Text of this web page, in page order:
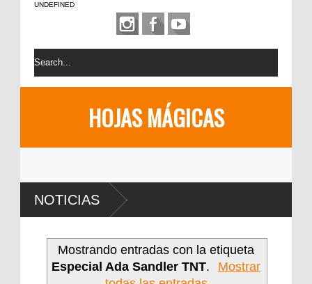
UNDEFINED
HOJAS MÁGICAS
NOTICIAS
Mostrando entradas con la etiqueta
Especial Ada Sandler TNT.
Mostrar